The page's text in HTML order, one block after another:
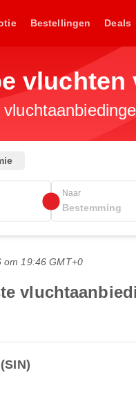
Bestellingen Deals
vluchten
Naar
om 19:46 GMT+0